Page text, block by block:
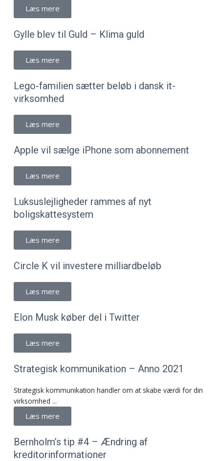
Læs mere
Gylle blev til Guld – Klima guld
Læs mere
Lego-familien sætter beløb i dansk it-
virksomhed
Læs mere
Apple vil sælge iPhone som abonnement
Læs mere
Luksuslejligheder rammes af nyt
boligskattesystem
Læs mere
Circle K vil investere milliardbeløb
Læs mere
Elon Musk køber del i Twitter
Læs mere
Strategisk kommunikation – Anno 2021
Strategisk kommunikation handler om at skabe værdi for din
virksomhed ...
Læs mere
Bernholm’s tip #4 – Ændring af
kreditorinformationer